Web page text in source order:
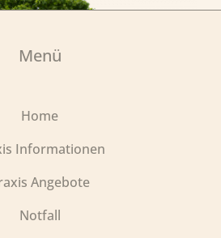
Menü
Home
Informationen
Angebote
Notfall